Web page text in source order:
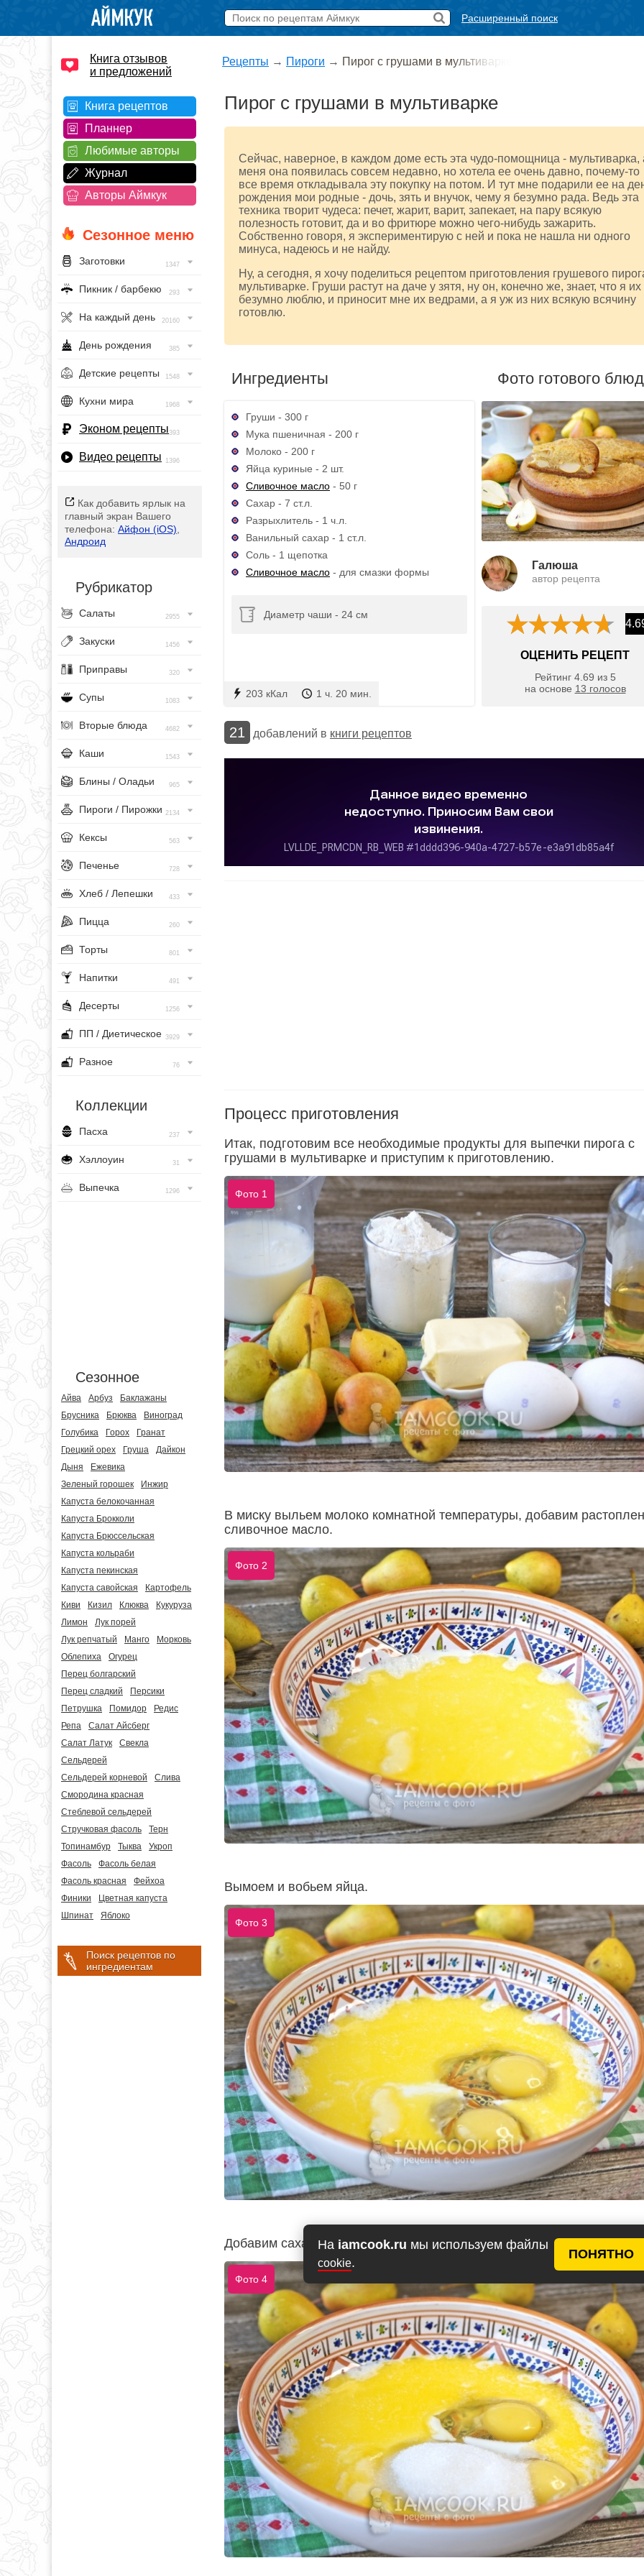
На iamcook.ru мы используем файлы
cookie.
ПОНЯТНО
Расширенный поиск
Книга отзывов
и предложений
Книга рецептов
Планнер
Любимые авторы
Журнал
Авторы Аймкук
Сезонное меню
Заготовки 1347
Пикник / барбекю 293
На каждый день 20160
День рождения 385
Детские рецепты 1548
Кухни мира 1968
Эконом рецепты393
Видео рецепты 1396
Как добавить ярлык на
главный экран Вашего
телефона: Айфон (iOS)
Андроид
Рубрикатор
Салаты 2955
Закуски 1456
Приправы 320
Супы 1083
Вторые блюда 4682
Каши 1543
Блины / Оладьи 965
Пироги / Пирожки 2134
Кексы 563
Печенье 728
Хлеб / Лепешки 433
Пицца 260
Торты 801
Напитки 491
Десерты 1256
ПП / Диетическое 3929
Разное 76
Коллекции
Пасха 237
Хэллоуин 31
Выпечка 1296
Сезонное
Айва Арбуз
Баклажаны
Брусника
Брюква
Виноград
Голубика
Горох
Гранат
Грецкий орех
Груша
Дайкон
Дыня
Ежевика
Зеленый горошек
Инжир
Капуста белокочанная
Капуста Брокколи
Капуста Брюссельская
Капуста кольраби
Капуста пекинская
Капуста савойская
Картофель
Киви
Кизил Клюква
Кукуруза
Лимон
Лук порей
Лук репчатый
Манго
Морковь
Облепиха
Огурец
Перец болгарский
Перец сладкий
Персики
Петрушка
Помидор
Редис
Репа
Салат Айсберг
Салат Латук
Свекла
Сельдерей
Сельдерей корневой
Слива
Смородина красная
Стеблевой сельдерей
Стручковая фасоль
Терн
Топинамбур
Тыква
Укроп
Фасоль
Фасоль белая
Фасоль красная
Фейхоа
Финики
Цветная капуста
Шпинат
Яблоко
Поиск рецептов по
ингредиентам
Рецепты → Пироги → Пирог с грушами в мультиварке
Пирог с грушами в мультиварке
Сейчас, наверное, в каждом доме есть эта чудо-помощница - мультиварка,
меня она появилась совсем недавно, но хотела ее очень давно, почему-то
все время откладывала эту покупку на потом. И тут мне подарили ее на
рождения мои родные - дочь, зять и внучок, чему я безумно рада. Ведь эта
техника творит чудеса: печет, жарит, варит, запекает, на пару всякую
полезность готовит, да и во фритюре можно чего-нибудь зажарить.
Собственно говоря, я экспериментирую с ней и пока не нашла ни одного
минуса, надеюсь и не найду.
Ну, а сегодня, я хочу поделиться рецептом приготовления грушевого
мультиварке. Груши растут на даче у зятя, ну он, конечно же, знает, что я их
безумно люблю, и приносит мне их ведрами, а я уж из них всякую всячину
готовлю.
Ингредиенты
Груши - 300 г
Мука пшеничная - 200 г
Молоко - 200 г
Яйца куриные - 2 шт.
Сливочное масло - 50 г
Сахар - 7 ст.л.
Разрыхлитель - 1 ч.л.
Ванильный сахар - 1 ст.л.
Соль - 1 щепотка
Сливочное масло - для смазки формы
Диаметр чаши - 24 см
203 кКал 1 ч. 20 мин.
Фото готового
Галюша
автор рецепта
ОЦЕНИТЬ РЕЦЕПТ
Рейтинг 4.69 из 5
на основе 13 голосов
21 добавлений в книги рецептов
Процесс приготовления
Итак, подготовим все необходимые продукты для выпечки пирога с
грушами в мультиварке и приступим к приготовлению.
Фото 1
В миску выльем молоко комнатной температуры, добавим
сливочное масло.
Фото 2
Вымоем и вобьем яйца.
Фото 3
Добавим сахар, соль, ванилин.
Фото 4